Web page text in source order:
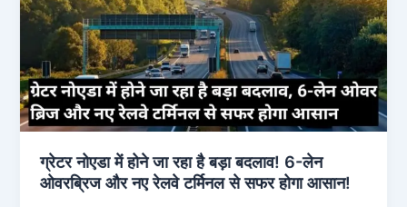
ग्रेटर नोएडा में होने जा रहा है बड़ा बदलाव! 6-लेन
ओवरब्रिज और नए रेलवे टर्मिनल से सफर होगा आसान!